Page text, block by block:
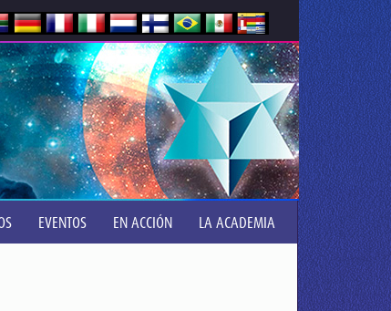
EVENTOS EN ACCIÓN LA ACADEMIA